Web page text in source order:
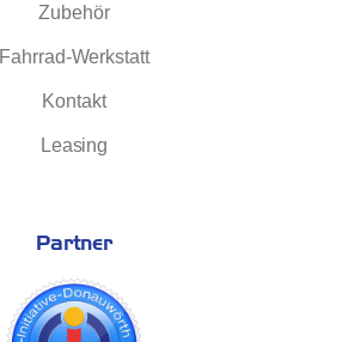
Zubehör
Fahrrad-Werkstatt
Kontakt
Leasing
Partner